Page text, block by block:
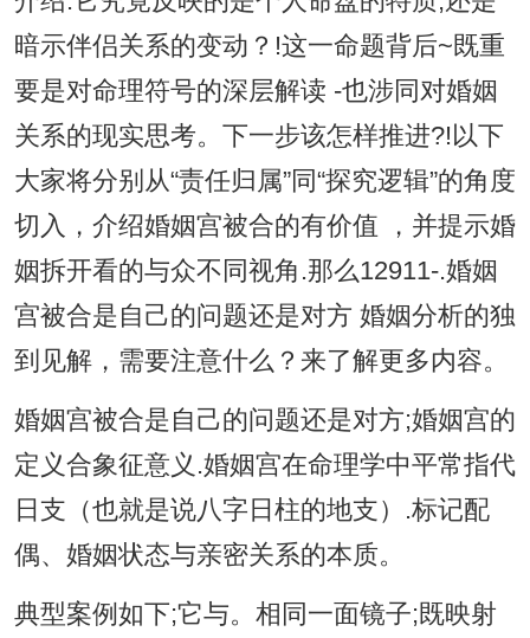
暗示伴侣关系的变动？!这一命题背后~既重
要是对命理符号的深层解读 -也涉同对婚姻
关系的现实思考。下一步该怎样推进?!以下
大家将分别从“责任归属”同“探究逻辑”的角度
切入，介绍婚姻宫被合的有价值 ，并提示婚
姻拆开看的与众不同视角.那么12911-.婚姻
宫被合是自己的问题还是对方 婚姻分析的独
到见解，需要注意什么？来了解更多内容。
婚姻宫被合是自己的问题还是对方;婚姻宫的
定义合象征意义.婚姻宫在命理学中平常指代
日支（也就是说八字日柱的地支）.标记配
偶、婚姻状态与亲密关系的本质。
典型案例如下;它与。相同一面镜子;既映射